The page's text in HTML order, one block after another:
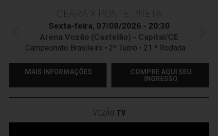
CEARÁ X PONTE PRETA
Sexta-feira, 07/08/2026 - 20:30
Arena Vozão (Castelão) - Capital/CE
Campeonato Brasileiro • 2º Turno • 21 ª Rodada
MAIS INFORMAÇÕES
COMPRE AQUI SEU
INGRESSO
VOZÃO TV